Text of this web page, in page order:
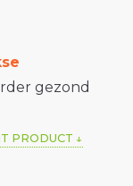
gezond
PRODUCT